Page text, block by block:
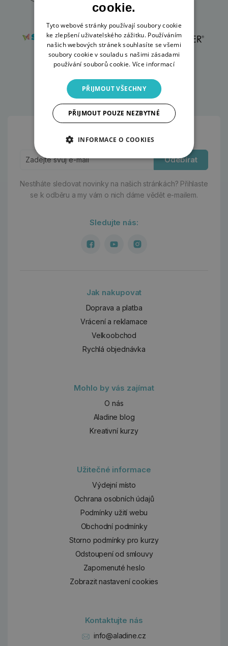
Odběr novinek:
Odebírat
Nestíháte sledovat novinky na našich stránkách? Přihlaste
se k odběru a my vám o nich dáme vědět e-mailem.
Sledujte nás:
Jak nakupovat
Doprava a platba
Vrácení a reklamace
Velkoobchod
Rychlá objednávka
Mohlo by vás zajímat
O nás
Aladine blog
Kreativní kurzy
Užitečné informace
Výdejní místo
Ochrana osobních údajů
Podmínky užití webu
Obchodní podmínky
Storno podmínky pro kurzy
Odstoupení od smlouvy
Zapomenuté heslo
Zobrazit nastavení cookies
Kontaktujte nás
info@aladine.cz
cookie.
Tyto webové stránky používají soubory cookie
ke zlepšení uživatelského zážitku. Používáním
našich webových stránek souhlasíte se všemi
soubory cookie v souladu s našimi zásadami
používání souborů cookie. Více informací
PŘIJMOUT VŠECHNY
PŘIJMOUT POUZE NEZBYTNÉ
INFORMACE O COOKIES